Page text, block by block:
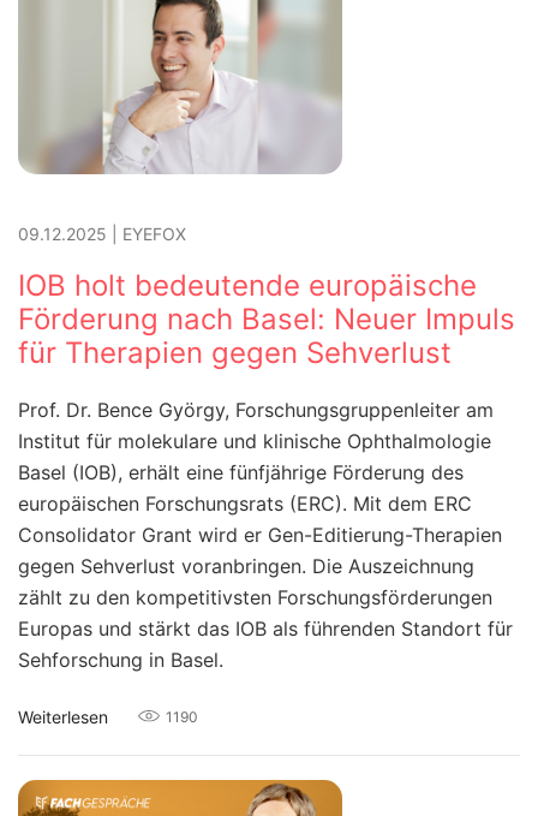
09.12.2025 EYEFOX
IOB holt bedeutende europäische
Förderung nach Basel: Neuer Impuls
für Therapien gegen Sehverlust
Prof. Dr. Bence György, Forschungsgruppenleiter am
Institut für molekulare und klinische Ophthalmologie
Basel (IOB), erhält eine fünfjährige Förderung des
europäischen Forschungsrats (ERC). Mit dem ERC
Consolidator Grant wird er Gen-Editierung-Therapien
gegen Sehverlust voranbringen. Die Auszeichnung
zählt zu den kompetitivsten Forschungsförderungen
Europas und stärkt das IOB als führenden Standort für
Sehforschung in Basel.
Weiterlesen 1190